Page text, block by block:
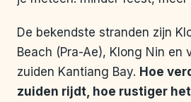
De bekendste stranden zijn
Beach (Pra-Ae), Klong Nin en
zuiden Kantiang Bay. Hoe
zuiden rijdt, hoe rustiger